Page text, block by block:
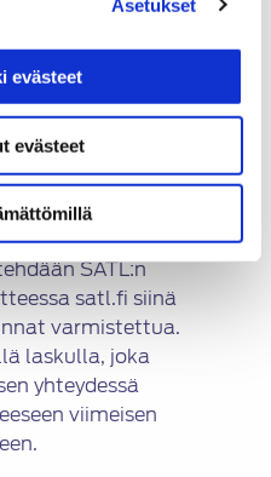
Asetukset
evästeet
evästeet
aiheita/luennoitsijoita.
ilmoitetaan
SATL:n
satl.fi siinä
varmistettua.
laskulla, joka
yhteydessä
viimeisen